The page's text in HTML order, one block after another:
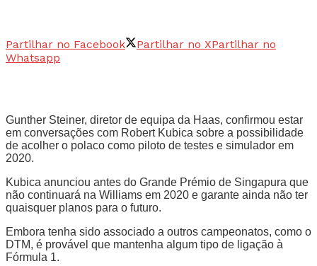
Partilhar no Facebook Partilhar no XPartilhar no
Whatsapp
Gunther Steiner, diretor de equipa da Haas, confirmou estar
em conversações com Robert Kubica sobre a possibilidade
de acolher o polaco como piloto de testes e simulador em
2020.
Kubica anunciou antes do Grande Prémio de Singapura que
não continuará na Williams em 2020 e garante ainda não ter
quaisquer planos para o futuro.
Embora tenha sido associado a outros campeonatos, como o
DTM, é provável que mantenha algum tipo de ligação à
Fórmula 1.